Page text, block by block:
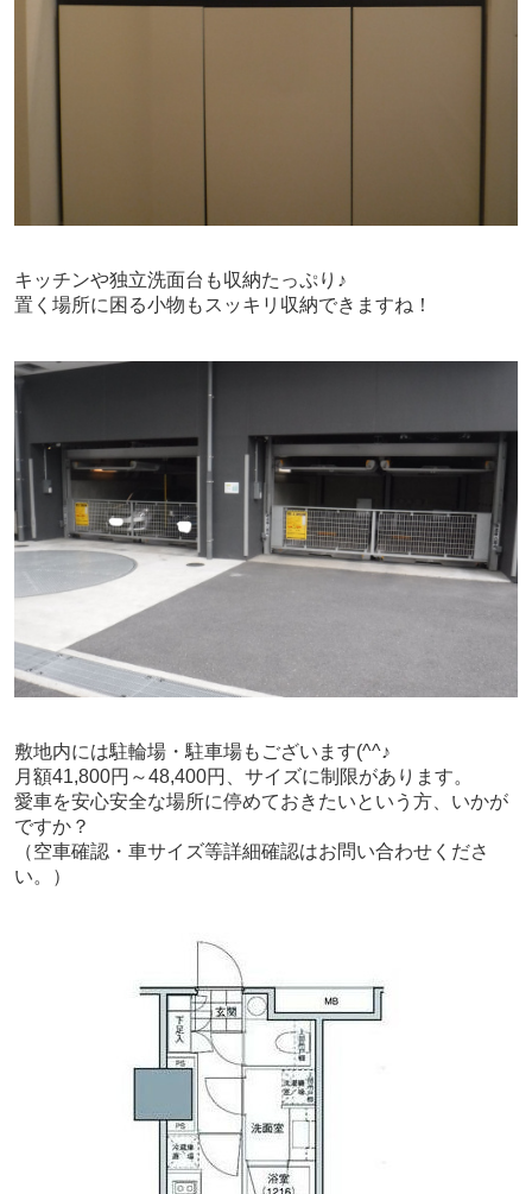
キッチンや独立洗面台も収納たっぷり♪
置く場所に困る小物もスッキリ収納できますね！
敷地内には駐輪場・駐車場もございます(^^♪
月額41,800円～48,400円、サイズに制限があります。
愛車を安心安全な場所に停めておきたいという方、いかが
ですか？
（空車確認・車サイズ等詳細確認はお問い合わせくださ
い。）